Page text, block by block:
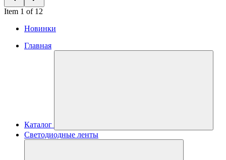
Item 1 of 12
Новинки
Главная
Каталог
Светодиодные ленты